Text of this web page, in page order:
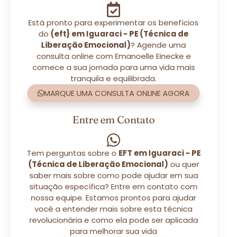
Está pronto para experimentar os benefícios
do (eft} em Iguaraci - PE (Técnica de
Liberação Emocional)? Agende uma
consulta online com Emanoelle Einecke e
comece a sua jornada para uma vida mais
tranquila e equilibrada.
MARQUE UMA CONSULTA ONLINE AGORA
Entre em Contato
Tem perguntas sobre o EFT em Iguaraci - PE
(Técnica de Liberação Emocional) ou quer
saber mais sobre como pode ajudar em sua
situação específica? Entre em contato com
nossa equipe. Estamos prontos para ajudar
você a entender mais sobre esta técnica
revolucionária e como ela pode ser aplicada
para melhorar sua vida